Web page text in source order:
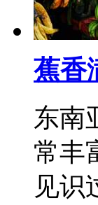
蕉香
东南
常丰
见